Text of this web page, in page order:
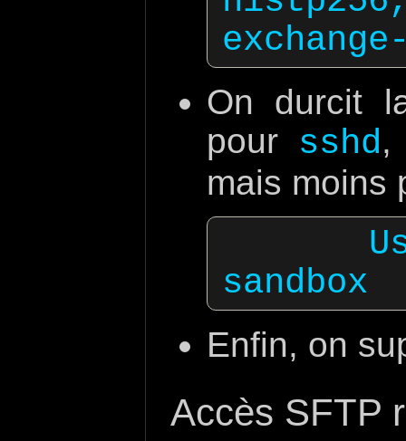
On durcit
pour sshd,
mais moins
Enfin, on
Accès SFTP